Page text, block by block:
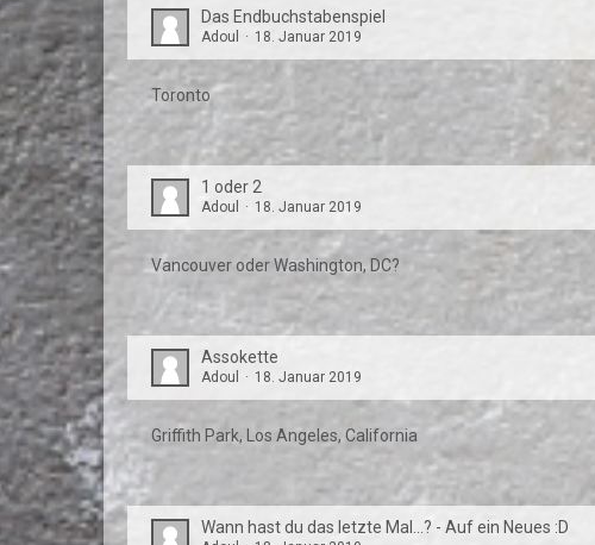
Das Endbuchstabenspiel
Adoul 18. Januar 2019
Toronto
1 oder 2
Adoul 18. Januar 2019
Vancouver oder Washington, DC?
Assokette
Adoul 18. Januar 2019
Griffith Park, Los Angeles, California
Wann hast du das letzte Mal...? - Auf ein Neues :D